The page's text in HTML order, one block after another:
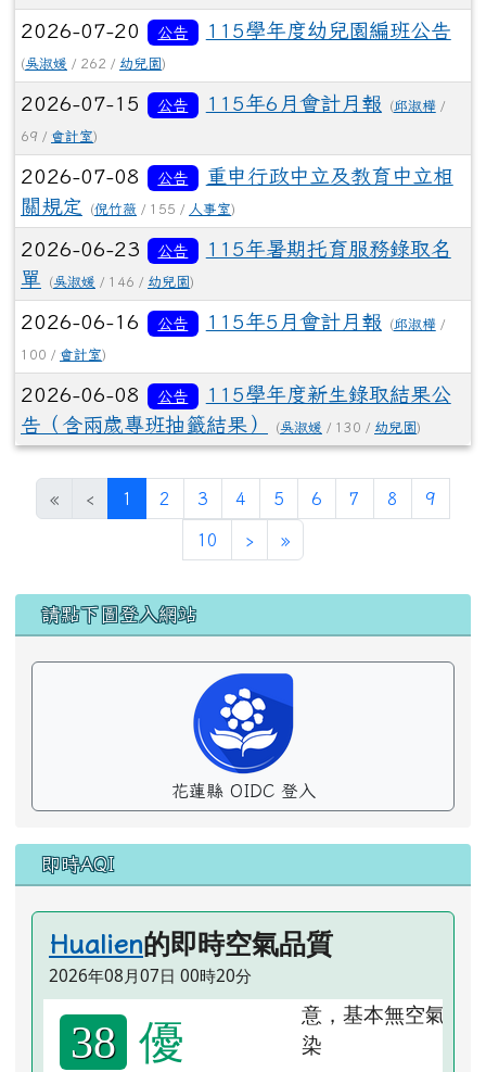
2026-07-20 公告 115學年度幼兒園編班公告
(吳淑媛 / 262 / 幼兒園)
2026-07-15 公告 115年6月會計月報 (邱淑樺/
69 / 會計室)
2026-07-08 公告
重申行政中立及教育中立相
關規定
(倪竹薇 / 155 / 人事室)
2026-06-23 公告
115年暑期托育服務錄取名
單
(吳淑媛 / 146 / 幼兒園)
2026-06-16 公告 115年5月會計月報 (邱淑樺/
100 / 會計室)
2026-06-08 公告
115學年度新生錄取結果公
告（含兩歲專班抽籤結果）
(吳淑媛 / 130 / 幼兒園)
« ‹ 1 (目前頁次)
2 3 4 5 6 7 8 9
10 ›下一頁
»最後頁
左邊區域內容
請點下圖登入網站
花蓮縣 OIDC 登入
即時AQI
Hualien的即時空氣品質
2026年08月07日 00時20分
38 優